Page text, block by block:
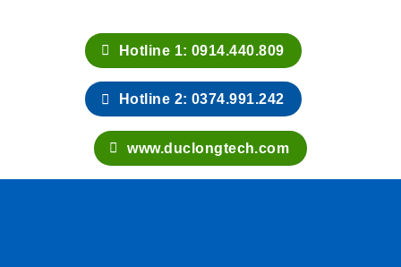
Hotline 1: 0914.440.809
Hotline 2: 0374.991.242
www.duclongtech.com